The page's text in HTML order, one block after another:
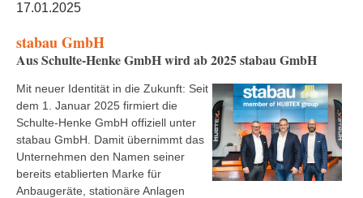
17.01.2025
stabau GmbH
Aus Schulte-Henke GmbH wird ab 2025 stabau GmbH
Mit neuer Identität in die Zukunft: Seit
dem 1. Januar 2025 firmiert die
Schulte-Henke GmbH offiziell unter
stabau GmbH. Damit übernimmt das
Unternehmen den Namen seiner
bereits etablierten Marke für
Anbaugeräte, stationäre Anlagen